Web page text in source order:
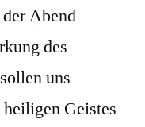
Abend
des
uns
Geistes